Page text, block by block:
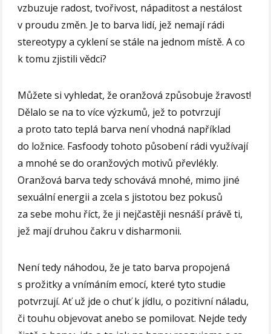
vzbuzuje radost, tvořivost, nápaditost a nestálost
v proudu změn. Je to barva lidí, jež nemají rádi
stereotypy a cyklení se stále na jednom místě. A co
k tomu zjistili vědci?
Můžete si vyhledat, že oranžová způsobuje žravost!
Dělalo se na to více výzkumů, jež to potvrzují
a proto tato teplá barva není vhodná například
do ložnice. Fasfoody tohoto působení rádi využívají
a mnohé se do oranžových motivů převlékly.
Oranžová barva tedy schovává mnohé, mimo jiné
sexuální energii a zcela s jistotou bez pokusů
za sebe mohu říct, že ji nejčastěji nesnáší právě ti,
jež mají druhou čakru v disharmonii.
Není tedy náhodou, že je tato barva propojená
s prožitky a vnímáním emocí, které tyto studie
potvrzují. Ať už jde o chuť k jídlu, o pozitivní náladu,
či touhu objevovat anebo se pomilovat. Nejde tedy